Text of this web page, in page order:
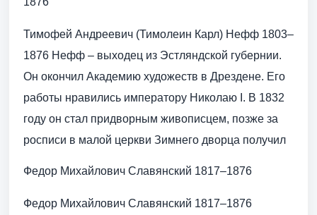
Тимофей Андреевич (Тимолеин Карл) Нефф 1803–
1876 Нефф – выходец из Эстляндской губернии.
Он окончил Академию художеств в Дрездене. Его
работы нравились императору Николаю I. В 1832
году он стал придворным живописцем, позже за
росписи в малой церкви Зимнего дворца получил
Федор Михайлович Славянский 1817–1876
Федор Михайлович Славянский 1817–1876